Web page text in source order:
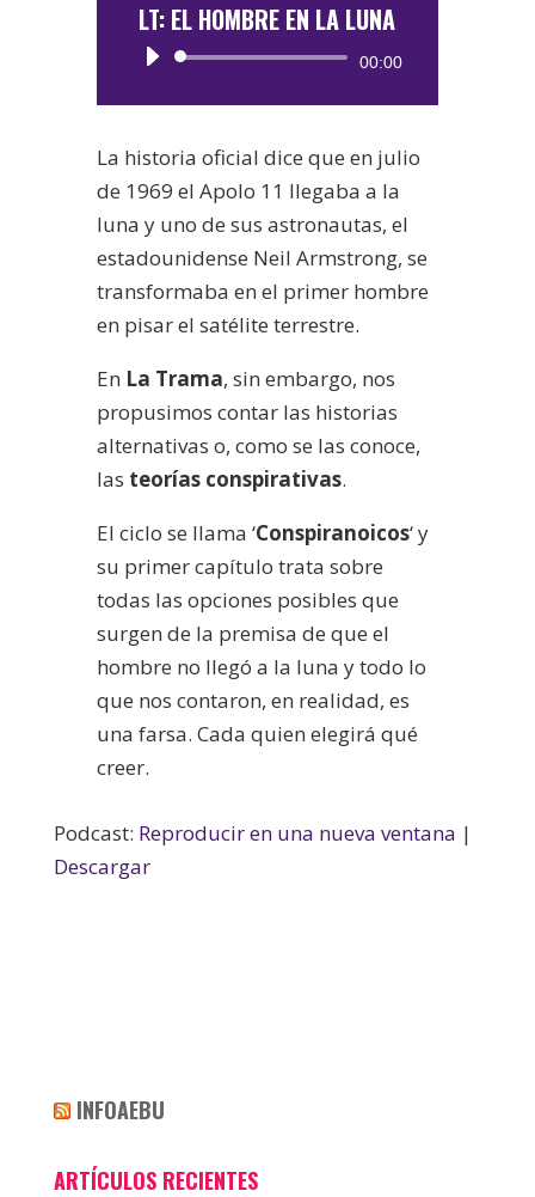
LT: EL HOMBRE EN LA LUNA
Reproductor
00:00
La historia oficial dice que en julio
de 1969 el Apolo 11 llegaba a la
luna y uno de sus astronautas, el
estadounidense Neil Armstrong, se
transformaba en el primer hombre
en pisar el satélite terrestre.
En La Trama, sin embargo, nos
propusimos contar las historias
alternativas o, como se las conoce,
las teorías conspirativas.
El ciclo se llama ‘Conspiranoicos‘ y
su primer capítulo trata sobre
todas las opciones posibles que
surgen de la premisa de que el
hombre no llegó a la luna y todo lo
que nos contaron, en realidad, es
una farsa. Cada quien elegirá qué
creer.
Podcast: Reproducir en una nueva ventana |
Descargar
INFOAEBU
ARTÍCULOS RECIENTES